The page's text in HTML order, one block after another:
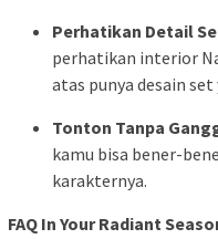
Perhatikan Detail
perhatikan interior
atas punya desain
Tonton Tanpa
kamu bisa bener-
karakternya.
FAQ In Your Radiant